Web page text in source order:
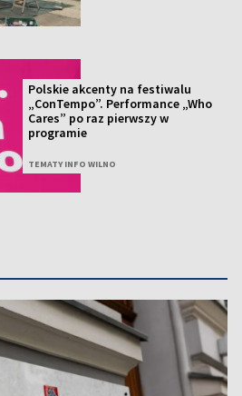
Polskie akcenty na festiwalu
„ConTempo”. Performance „Who
Cares” po raz pierwszy w
programie
TEMATY INFO WILNO